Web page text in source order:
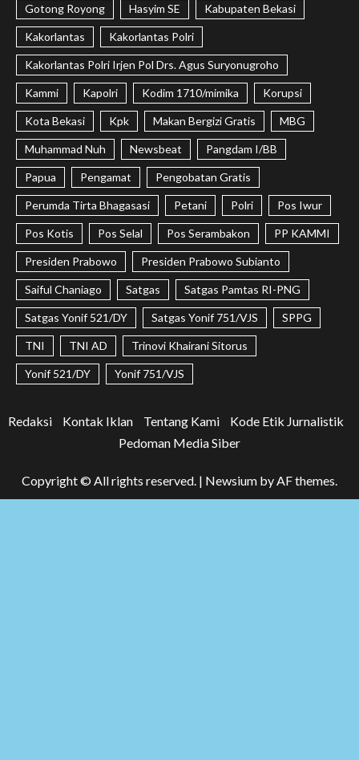
Gotong Royong Hasyim SE Kabupaten Bekasi
Kakorlantas Kakorlantas Polri
Kakorlantas Polri Irjen Pol Drs. Agus Suryonugroho
Kammi Kapolri Kodim 1710/mimika Korupsi
Kota Bekasi Kpk Makan Bergizi Gratis MBG
Muhammad Nuh Newsbeat Pangdam I/BB
Papua Pengamat Pengobatan Gratis
Perumda Tirta Bhagasasi Petani Polri Pos Iwur
Pos Kotis Pos Selal Pos Serambakon PP KAMMI
Presiden Prabowo Presiden Prabowo Subianto
Saiful Chaniago Satgas Satgas Pamtas RI-PNG
Satgas Yonif 521/DY Satgas Yonif 751/VJS SPPG
TNI TNI AD Trinovi Khairani Sitorus
Yonif 521/DY Yonif 751/VJS
Redaksi Kontak Iklan Tentang Kami
Kode Etik Jurnalistik
Pedoman Media Siber
Copyright © All rights reserved. | Newsium by AF themes.